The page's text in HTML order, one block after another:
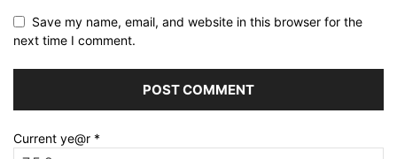
Save my name, email, and website in this browser for the
next time I comment.
Current ye@r *